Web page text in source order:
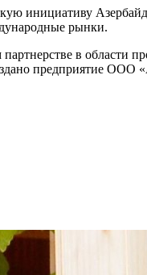
инициативу
рынки.
в области
предприятие ООО